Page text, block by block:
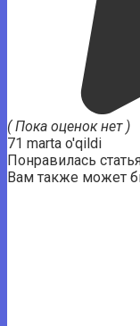
( Пока оценок нет )
71 marta o'qildi
Понравилась
Вам также может